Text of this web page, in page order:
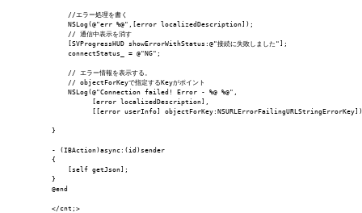
    //エラー処理を書く
    NSLog(@"err %@",[error localizedDescription]);
    // 通信中表示を消す
    [SVProgressHUD showErrorWithStatus:@"接続に失敗しました"];
    connectStatus_ = @"NG";
    // エラー情報を表示する。
    // objectForKeyで指定するKeyがポイント
    NSLog(@"Connection failed! Error - %@ %@",
          [error localizedDescription],
[[error userInfo]
}
- (IBAction)async:(id)sender
{
    [self getJson];
}
@end
</cnt;>